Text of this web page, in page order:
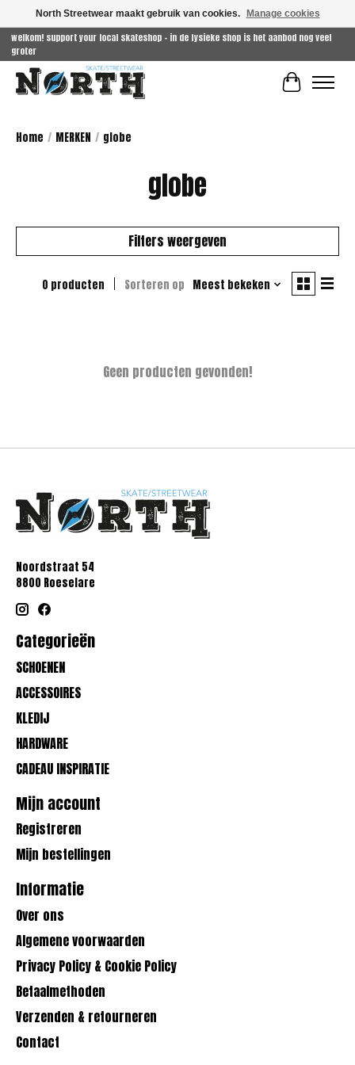
welkom! support your local skateshop - in de fysieke shop is het aanbod nog veel
groter
Home / MERKEN / globe
globe
Filters weergeven
0 producten Sorteren op Meest bekeken
Geen producten gevonden!
Noordstraat 54
8800 Roeselare
Categorieën
SCHOENEN
ACCESSOIRES
KLEDIJ
HARDWARE
CADEAU INSPIRATIE
Mijn account
Registreren
Mijn bestellingen
Informatie
Over ons
Algemene voorwaarden
Privacy Policy & Cookie Policy
Betaalmethoden
Verzenden & retourneren
Contact
North Streetwear maakt gebruik van cookies. Manage cookies